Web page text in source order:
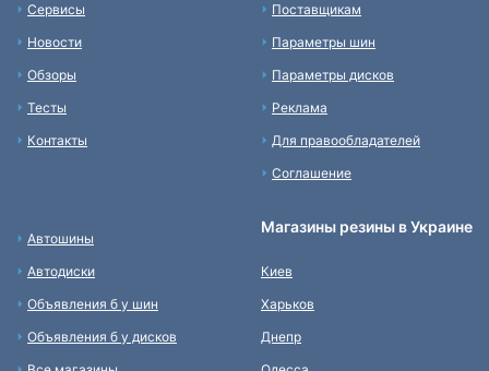
Сервисы
Новости
Обзоры
Тесты
Контакты
Поставщикам
Параметры шин
Параметры дисков
Реклама
Для правообладателей
Соглашение
Автошины
Автодиски
Объявления б у шин
Объявления б у дисков
Магазины резины в Украине
Киев
Харьков
Днепр